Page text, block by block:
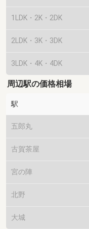
1LDK・2K・2DK
2LDK・3K・3DK
3LDK・4K・4DK
周辺駅の価格相場
駅
五郎丸
古賀茶屋
宮の陣
北野
大城